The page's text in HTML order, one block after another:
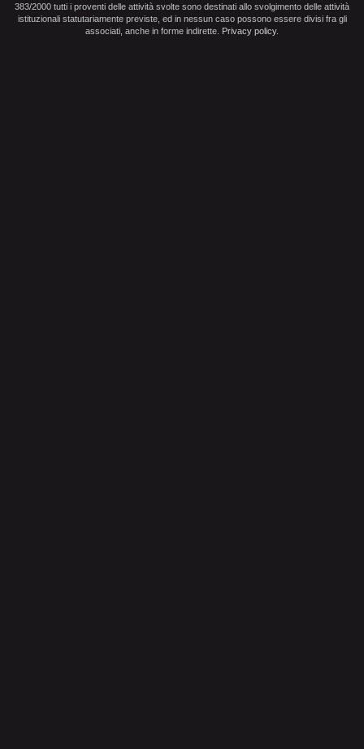
383/2000 tutti i proventi delle attività svolte sono destinati allo svolgimento delle attività
istituzionali statutariamente previste, ed in nessun caso possono essere divisi fra gli
associati, anche in forme indirette. Privacy policy.